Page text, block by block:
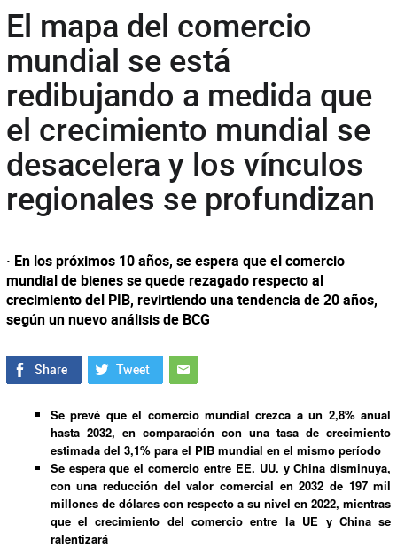
El mapa del comercio
mundial se está
redibujando a medida que
el crecimiento mundial se
desacelera y los vínculos
regionales se profundizan
· En los próximos 10 años, se espera que el comercio
mundial de bienes se quede rezagado respecto al
crecimiento del PIB, revirtiendo una tendencia de 20 años,
según un nuevo análisis de BCG
Se prevé que el comercio mundial crezca a un 2,8% anual
hasta 2032, en comparación con una tasa de crecimiento
estimada del 3,1% para el PIB mundial en el mismo período
Se espera que el comercio entre EE. UU. y China disminuya,
con una reducción del valor comercial en 2032 de 197 mil
millones de dólares con respecto a su nivel en 2022, mientras
que el crecimiento del comercio entre la UE y China se
ralentizará